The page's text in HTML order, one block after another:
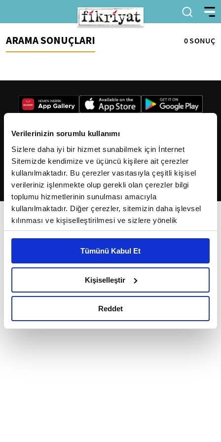
Verilerinizin sorumlu kullanımı
Sizlere daha iyi bir hizmet sunabilmek için İnternet
Sitemizde kendimize ve üçüncü kişilere ait çerezler
kullanılmaktadır. Bu çerezler vasıtasıyla çeşitli kişisel
verileriniz işlenmekte olup gerekli olan çerezler bilgi
toplumu hizmetlerinin sunulması amacıyla
kullanılmaktadır. Diğer çerezler, sitemizin daha işlevsel
kılınması ve kişiselleştirilmesi ve sizlere yönelik
reklam/pazarlama faaliyetlerinin yapılması, amaçlarıyla
Çerezlere ilişkin tercihlerinizi çerez paneli vasıtasıyla
belirleyebilirsiniz. Çerezlere ilişkin detaylı bilgi için
Ayarlar butonuna tıklayabilir,Çerez Bilgilendirme
Metnimizi ziyaret edebilirsiniz.
okumak ve sitemizi ziyaretiniz kapsamında
Tümünü Kabul Et
Kişiselleştir
Reddet
ARAMA SONUÇLARI 0 SONUÇ
2026Fikriyat. Tüm hakları saklıdır.